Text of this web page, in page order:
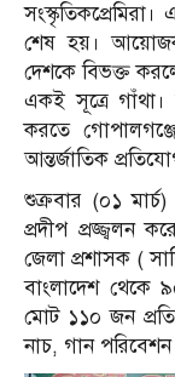
শেষ হয়। আয়োজক
দেশকে বিভক্ত
একই সূত্রে গাঁথা।
করতে
আন্তর্জাতিক
শুক্রবার (০১
প্রদীপ প্রজ্জ্বলন
জেলা প্রশাসক (
বাংলাদেশ থেকে
মোট ১১০ জন
নাচ, গান